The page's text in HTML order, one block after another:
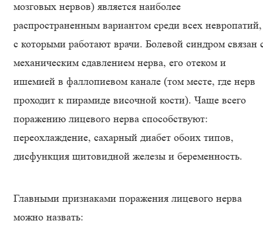
мозговых нервов) является наиболее
распространенным вариантом среди всех невропатий,
с которыми работают врачи. Болевой синдром связан
механическим сдавлением нерва, его отеком и
ишемией в фаллопиевом канале (том месте, где нерв
проходит к пирамиде височной кости). Чаще всего
поражению лицевого нерва способствуют:
переохлаждение, сахарный диабет обоих типов,
дисфункция щитовидной железы и беременность.
Главными признаками поражения лицевого нерва
можно назвать: